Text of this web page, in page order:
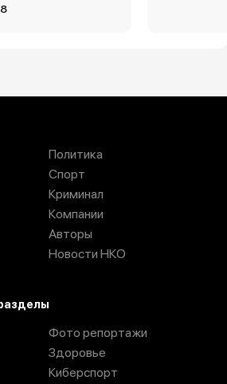
Политика
Спорт
Криминал
Компании
Авторы
Новости НКО
Фото репортажи
Здоровье
Киберспорт